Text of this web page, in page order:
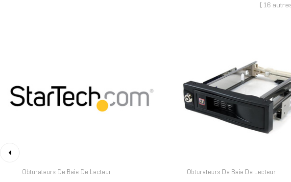
( 16
Obturateurs De Baie De Lecteur Obturateurs De Baie De Lecteur